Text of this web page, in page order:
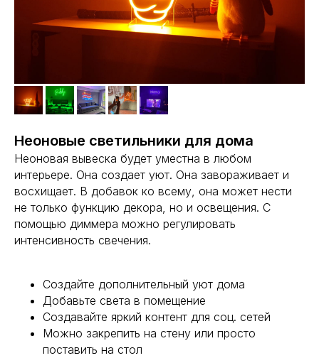
Неоновые светильники для дома
Неоновая вывеска будет уместна в любом
интерьере. Она создает уют. Она завораживает и
восхищает. В добавок ко всему, она может нести
не только функцию декора, но и освещения. С
помощью диммера можно регулировать
интенсивность свечения.
Создайте дополнительный уют дома
Добавьте света в помещение
Создавайте яркий контент для соц. сетей
Можно закрепить на стену или просто
поставить на стол